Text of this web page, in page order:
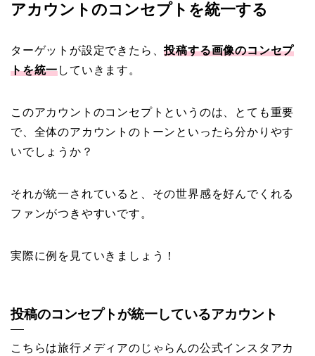
アカウントのコンセプトを統一する
ターゲットが設定できたら、投稿する画像のコンセプ
トを統一していきます。
このアカウントのコンセプトというのは、とても重要
で、全体のアカウントのトーンといったら分かりやす
いでしょうか？
それが統一されていると、その世界感を好んでくれる
ファンがつきやすいです。
実際に例を見ていきましょう！
投稿のコンセプトが統一しているアカウント
こちらは旅行メディアのじゃらんの公式インスタアカ